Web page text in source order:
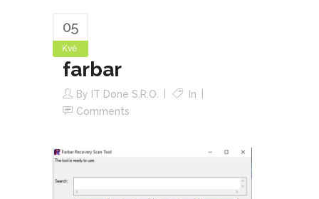
05
Kvě
farbar
By IT Done S.r.o.
In
Comments